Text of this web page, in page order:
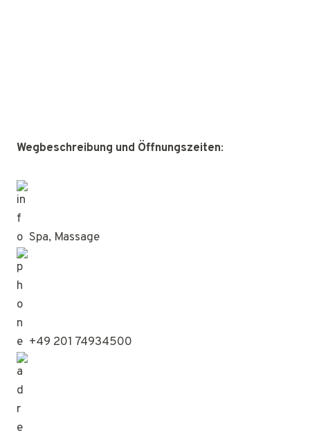
Wegbeschreibung und Öffnungszeiten:
Spa, Massage
+49 201 74934500